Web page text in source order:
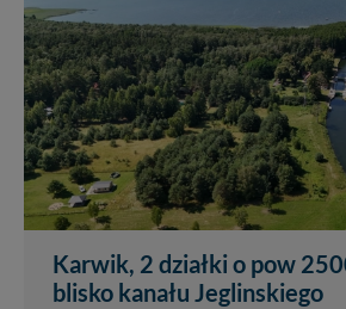
Karwik, 2 działki o pow
blisko kanału Jeglinskiego